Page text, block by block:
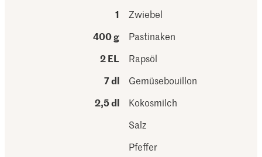
1
Zwiebel
400 g
Pastinaken
2 EL
Rapsöl
7 dl
Gemüsebouillon
2,5 dl
Kokosmilch
Salz
Pfeffer